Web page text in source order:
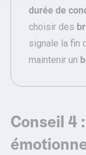
durée de
choisir des
signale la fin
maintenir un
Conseil 4